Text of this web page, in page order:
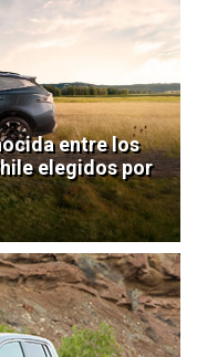
entre los
elegidos por